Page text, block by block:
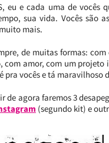
eu e cada uma de
sua vida. Vocês são
mais.
de muitas formas:
amor, com um
vocês e tá maravilhoso
de agora faremos 3
(segundo kit) e